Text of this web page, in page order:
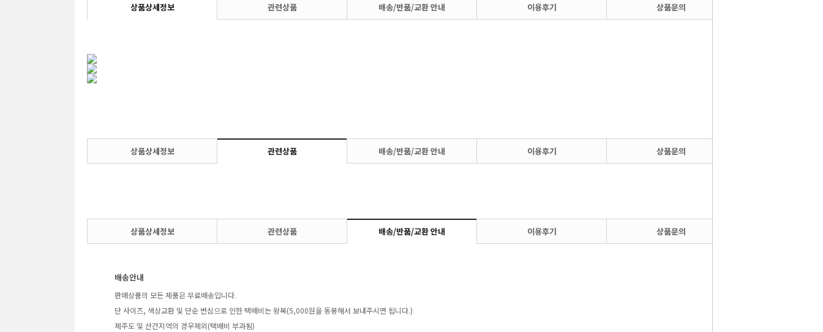
상품상세정보 관련상품 배송/반품/교환 안내 이용후기 상품문의
상품상세정보 관련상품 배송/반품/교환 안내 이용후기 상품문의
상품상세정보 관련상품 배송/반품/교환 안내 이용후기 상품문의
배송안내
판매상품의 모든 제품은 무료배송입니다.
단 사이즈, 색상교환 및 단순 변심으로 인한 택배비는 왕복(5,000원을 동봉해서 보내주시면 됩니다.)
제주도 및 산간지역의 경우제외(택배비 부과됨)